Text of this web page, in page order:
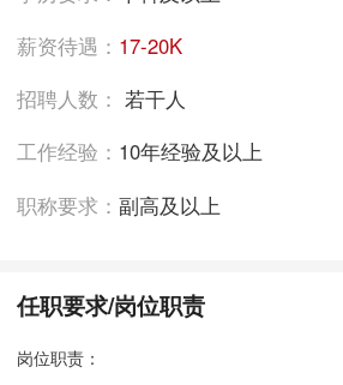
薪资待遇： 17-20K
招聘人数：若干人
工作经验： 10年经验及以上
职称要求：副高及以上
任职要求/岗位职责
岗位职责：